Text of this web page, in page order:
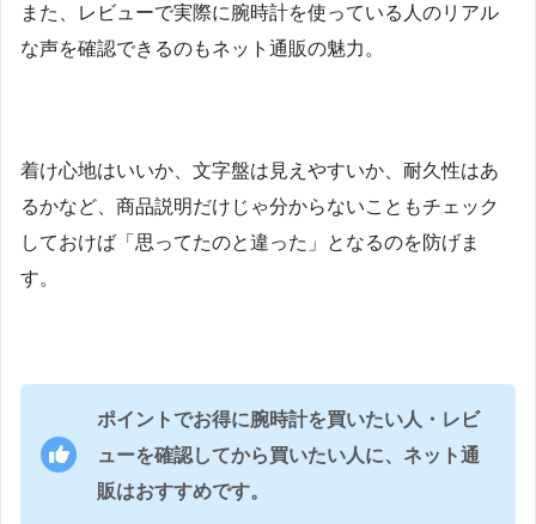
また、レビューで実際に腕時計を使っている人のリアル
な声を確認できるのもネット通販の魅力。
着け心地はいいか、文字盤は見えやすいか、耐久性はあ
るかなど、商品説明だけじゃ分からないこともチェック
しておけば「思ってたのと違った」となるのを防げま
す。
ポイントでお得に腕時計を買いたい人・レビ
ューを確認してから買いたい人に、ネット通
販はおすすめです。